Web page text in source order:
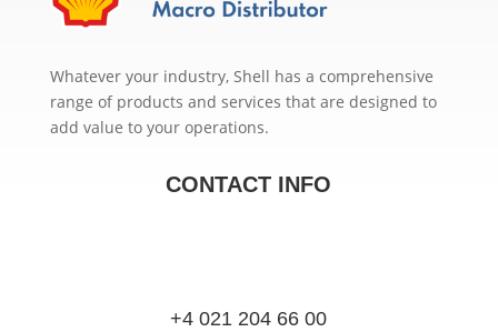
Whatever your industry, Shell has a comprehensive
range of products and services that are designed to
add value to your operations.
CONTACT INFO
+4 021 204 66 00